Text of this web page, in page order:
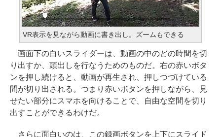
VR表示を見ながら動画に書き出し。ズームもできる
画面下の白いスライダーは、動画の中のどの時間を切
り出すか、頭出しを行なうためのものだ。右の赤いボタ
ンを押し続けると、動画が再生され、押しつづけている
間が切り出される。つまり赤いボタンを押しながら、見
せたい部分にスマホを向けることで、自由な空間を切り
出すことができるわけだ。
さらに面白いのは、この録画ボタンを上下にスライド